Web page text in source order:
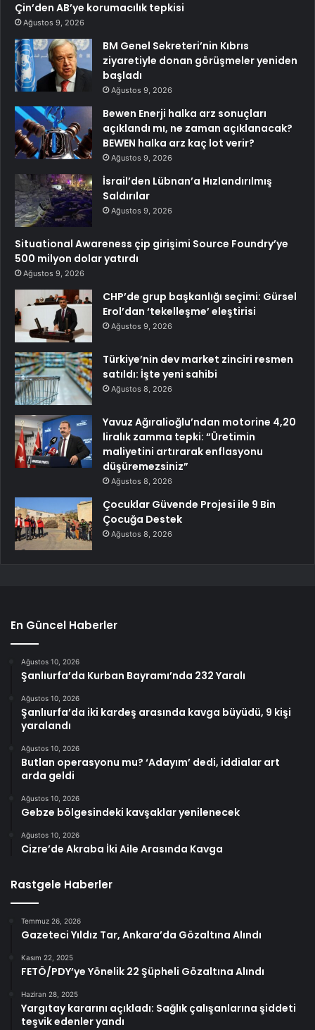
Çin’den AB’ye korumacılık tepkisi
Ağustos 9, 2026
BM Genel Sekreteri’nin Kıbrıs
ziyaretiyle donan görüşmeler yeniden
başladı
Ağustos 9, 2026
Bewen Enerji halka arz sonuçları
açıklandı mı, ne zaman açıklanacak?
BEWEN halka arz kaç lot verir?
Ağustos 9, 2026
İsrail’den Lübnan’a Hızlandırılmış
Saldırılar
Ağustos 9, 2026
Situational Awareness çip girişimi Source Foundry’ye
500 milyon dolar yatırdı
Ağustos 9, 2026
CHP’de grup başkanlığı seçimi: Gürsel
Erol’dan ‘tekelleşme’ eleştirisi
Ağustos 9, 2026
Türkiye’nin dev market zinciri resmen
satıldı: İşte yeni sahibi
Ağustos 8, 2026
Yavuz Ağıralioğlu’ndan motorine 4,20
liralık zamma tepki: “Üretimin
maliyetini artırarak enflasyonu
düşüremezsiniz”
Ağustos 8, 2026
Çocuklar Güvende Projesi ile 9 Bin
Çocuğa Destek
Ağustos 8, 2026
En Güncel Haberler
Ağustos 10, 2026
Şanlıurfa’da Kurban Bayramı’nda 232 Yaralı
Ağustos 10, 2026
Şanlıurfa’da iki kardeş arasında kavga büyüdü, 9 kişi
yaralandı
Ağustos 10, 2026
Butlan operasyonu mu? ‘Adayım’ dedi, iddialar art
arda geldi
Ağustos 10, 2026
Gebze bölgesindeki kavşaklar yenilenecek
Ağustos 10, 2026
Cizre’de Akraba İki Aile Arasında Kavga
Rastgele Haberler
Temmuz 26, 2026
Gazeteci Yıldız Tar, Ankara’da Gözaltına Alındı
Kasım 22, 2025
FETÖ/PDY’ye Yönelik 22 Şüpheli Gözaltına Alındı
Haziran 28, 2025
Yargıtay kararını açıkladı: Sağlık çalışanlarına şiddeti
teşvik edenler yandı